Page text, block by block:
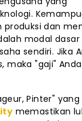
dan
modal
sendiri. Jika
maka "gaji"
Pinter"
memastikan